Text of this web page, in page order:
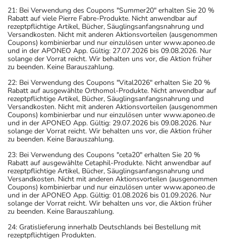
21: Bei Verwendung des Coupons "Summer20" erhalten Sie 20 %
Rabatt auf viele Pierre Fabre-Produkte. Nicht anwendbar auf
rezeptpflichtige Artikel, Bücher, Säuglingsanfangsnahrung und
Versandkosten. Nicht mit anderen Aktionsvorteilen (ausgenommen
Coupons) kombinierbar und nur einzulösen unter www.aponeo.de
und in der APONEO App. Gültig: 27.07.2026 bis 09.08.2026. Nur
solange der Vorrat reicht. Wir behalten uns vor, die Aktion früher
zu beenden. Keine Barauszahlung.
22: Bei Verwendung des Coupons "Vital2026" erhalten Sie 20 %
Rabatt auf ausgewählte Orthomol-Produkte. Nicht anwendbar auf
rezeptpflichtige Artikel, Bücher, Säuglingsanfangsnahrung und
Versandkosten. Nicht mit anderen Aktionsvorteilen (ausgenommen
Coupons) kombinierbar und nur einzulösen unter www.aponeo.de
und in der APONEO App. Gültig: 29.07.2026 bis 09.08.2026. Nur
solange der Vorrat reicht. Wir behalten uns vor, die Aktion früher
zu beenden. Keine Barauszahlung.
23: Bei Verwendung des Coupons "ceta20" erhalten Sie 20 %
Rabatt auf ausgewählte Cetaphil-Produkte. Nicht anwendbar auf
rezeptpflichtige Artikel, Bücher, Säuglingsanfangsnahrung und
Versandkosten. Nicht mit anderen Aktionsvorteilen (ausgenommen
Coupons) kombinierbar und nur einzulösen unter www.aponeo.de
und in der APONEO App. Gültig: 01.08.2026 bis 01.09.2026. Nur
solange der Vorrat reicht. Wir behalten uns vor, die Aktion früher
zu beenden. Keine Barauszahlung.
24: Gratislieferung innerhalb Deutschlands bei Bestellung mit
rezeptpflichtigen Produkten.